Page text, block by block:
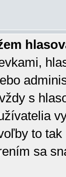
s
to
sa